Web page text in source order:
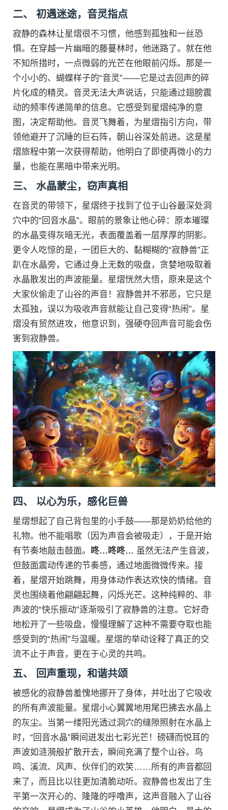
二、 初遇迷途，音灵指点
寂静的森林让星熠很不习惯，他感到孤独和一丝恐
惧。在穿越一片幽暗的藤蔓林时，他迷路了。就在他
不知所措时，一点微弱的光芒在他眼前闪烁。那是一
个小小的、蝴蝶样子的“音灵”——它是过去回声的碎
片化成的精灵。音灵无法大声说话，只能通过翅膀震
动的频率传递简单的信息。它感受到星熠纯净的意
图，决定帮助他。音灵飞舞着，为星熠指引方向，带
领他避开了沉睡的巨石阵，朝山谷深处前进。这是星
熠旅程中第一次获得帮助，他明白了即使再微小的力
量，也能在黑暗中带来光明。
三、 水晶蒙尘，窃声真相
在音灵的带领下，星熠终于找到了位于山谷最深处洞
穴中的“回音水晶”。眼前的景象让他心碎：原本璀璨
的水晶变得灰暗无光，表面覆盖着一层厚厚的阴影。
更令人吃惊的是，一团巨大的、黏糊糊的“寂静兽”正
趴在水晶旁，它通过身上无数的吸盘，贪婪地吸取着
水晶散发出的声波能量。星熠恍然大悟，原来是这个
大家伙偷走了山谷的声音！寂静兽并不邪恶，它只是
太孤独，误以为吸收声音就能让自己变得“热闹”。星
熠没有贸然进攻，他意识到，强硬夺回声音可能会伤
害到寂静兽。
四、 以心为乐，感化巨兽
星熠想起了自己背包里的小手鼓——那是奶奶给他的
礼物。他不能唱歌（因为声音会被吸走），于是开始
有节奏地敲击鼓面。 咚…咚咚… 虽然无法产生音波，
但鼓面震动传递的节奏感，通过地面微微传来。接
着，星熠开始跳舞，用身体动作表达欢快的情绪。音
灵也围绕着他翩翩起舞，闪烁光芒。这种纯粹的、非
声波的“快乐振动”逐渐吸引了寂静兽的注意。它好奇
地松开了一些吸盘，慢慢理解了这种不需要夺取也能
感受到的“热闹”与温暖。星熠的举动诠释了真正的交
流不止于声音，更在于心灵的共鸣。
五、 回声重现，和谐共颂
被感化的寂静兽羞愧地挪开了身体，并吐出了它吸收
的所有声波能量。星熠小心翼翼地用尾巴拂去水晶上
的灰尘。当第一缕阳光透过洞穴的缝隙照射在水晶上
时，“回音水晶”瞬间迸发出七彩光芒！磅礴而悦耳的
声波如涟漪般扩散开去，瞬间充满了整个山谷。鸟
鸣、溪流、风声、伙伴们的欢笑……所有的声音都回
来了，而且比以往更加清脆动听。寂静兽也发出了生
平第一次开心的、隆隆的呼噜声，这声音融入了山谷